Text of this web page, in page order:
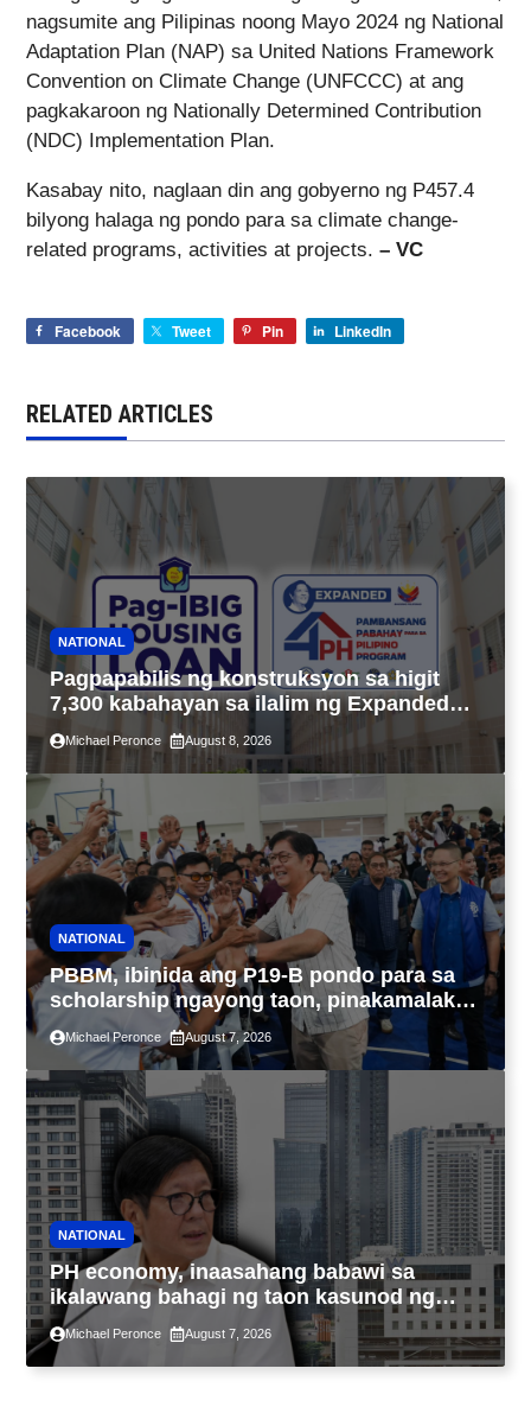
nagsumite ang Pilipinas noong Mayo 2024 ng National
Adaptation Plan (NAP) sa United Nations Framework
Convention on Climate Change (UNFCCC) at ang
pagkakaroon ng Nationally Determined Contribution
(NDC) Implementation Plan.
Kasabay nito, naglaan din ang gobyerno ng P457.4
bilyong halaga ng pondo para sa climate change-
related programs, activities at projects. – VC
Facebook Tweet Pin LinkedIn
RELATED ARTICLES
NATIONAL
Pagpapabilis ng konstruksyon sa higit
7,300 kabahayan sa ilalim ng Expanded
4PH, posible na sa pagtutulungan ng Pag-
IBIG at P.A. Alvarez
Michael Peronce August 8, 2026
NATIONAL
PBBM, ibinida ang P19-B pondo para sa
scholarship ngayong taon, pinakamalaki
sa kasaysayan ng TESDA
Michael Peronce August 7, 2026
NATIONAL
PH economy, inaasahang babawi sa
ikalawang bahagi ng taon kasunod ng
2.3% GDP dulot ng Middle East war,
pagkaantala ng public construction
Michael Peronce August 7, 2026